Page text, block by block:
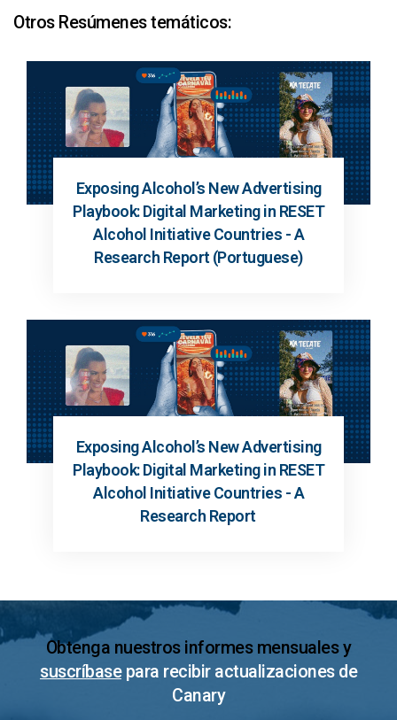
Otros Resúmenes temáticos:
Exposing Alcohol’s New Advertising
Playbook: Digital Marketing in RESET
Alcohol Initiative Countries - A
Research Report (Portuguese)
Exposing Alcohol’s New Advertising
Playbook: Digital Marketing in RESET
Alcohol Initiative Countries - A
Research Report
Obtenga nuestros informes mensuales y
suscríbasepara recibir actualizaciones de
Canary